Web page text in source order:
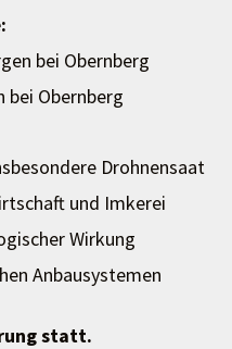
bei Obernberg
bei Obernberg
Drohnensaat
und Imkerei
Wirkung
Anbausystemen
statt.